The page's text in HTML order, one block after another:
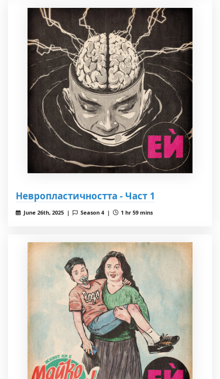
Невропластичността - Част 1
June 26th, 2025 | Season 4 | 1 hr 59 mins